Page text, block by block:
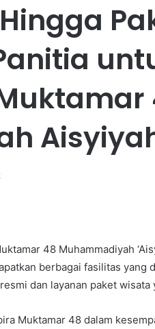
48 Muhammadiyah
berbagai fasilitas yang
dan layanan paket
Muktamar 48 dalam